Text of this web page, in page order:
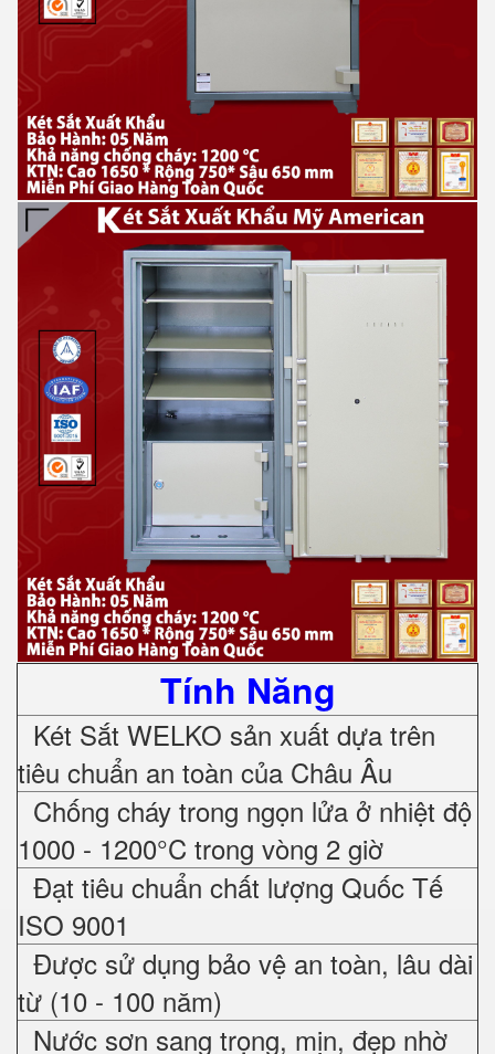
Tính Năng
Két Sắt WELKO sản xuất dựa trên
tiêu chuẩn an toàn của Châu Âu
Chống cháy trong ngọn lửa ở nhiệt độ
1000 - 1200°C trong vòng 2 giờ
Đạt tiêu chuẩn chất lượng Quốc Tế
ISO 9001
Được sử dụng bảo vệ an toàn, lâu dài
từ (10 - 100 năm)
Nước sơn sang trọng, mịn, đẹp nhờ